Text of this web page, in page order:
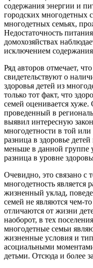
содержания энергии и
городских многодетных
многодетных семьях,
Недостаточность
домохозяйствах
исключением
Ряд авторов отмечает,
свидетельствуют о
здоровья детей из
только тот факт, что
семей оценивается хуже.
проведенный в
выявил интересную
многодетности в той
разница в здоровье
меньше в данной группе
разница в уровне
Очевидно, это связано с
многодетность является
жизненный уклад,
семей не являются чем-
отличаются от жизни
наоборот, в тех
многодетные семьи
жизненные условия и
асоциальными
детьми. Отсюда и более